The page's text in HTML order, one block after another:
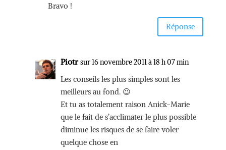
Bravo !
Réponse
Piotr sur 16 novembre 2011 à 18 h 07 min
Les conseils les plus simples sont les
meilleurs au fond. 😉
Et tu as totalement raison Anick-Marie
que le fait de s’acclimater le plus possible
diminue les risques de se faire voler
quelque chose en